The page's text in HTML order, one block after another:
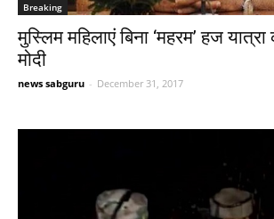
Breaking
मुस्लिम महिलाएं बिना ‘महरम’ हज
मोदी
news sabguru - December 31, 2017